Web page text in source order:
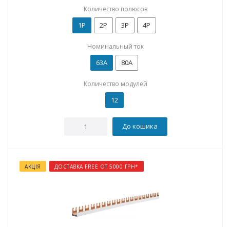
Количество полюсов
1P 2P 3P 4P
Номинальный ток
63А 80А
Количество модулей
12
До кошика
АКЦІЯ ДОСТАВКА FREE ОТ 5000 ГРН*